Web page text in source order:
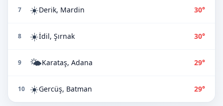
7 ☀️Derik, Mardin 30°
8 ☀️İdil, Şırnak 30°
9 🌤️Karataş, Adana 29°
10 ☀️Gercüş, Batman 29°